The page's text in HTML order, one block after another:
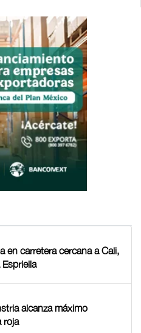
en carretera cercana a Cali,
alcanza máximo
roja